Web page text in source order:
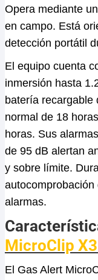
Opera mediante
en campo. Está
detección portátil
El equipo cuenta
inmersión hasta
batería recargable
normal de 18
horas. Sus
de 95 dB alertan
y sobre límite.
alarmas.
MicroClip X3
El Gas Alert